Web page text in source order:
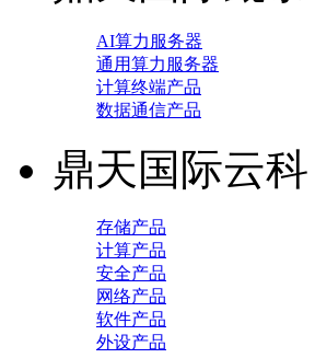
AI算力服务器
通用算力服务器
计算终端产品
数据通信产品
鼎天国际云科
存储产品
计算产品
安全产品
网络产品
软件产品
外设产品